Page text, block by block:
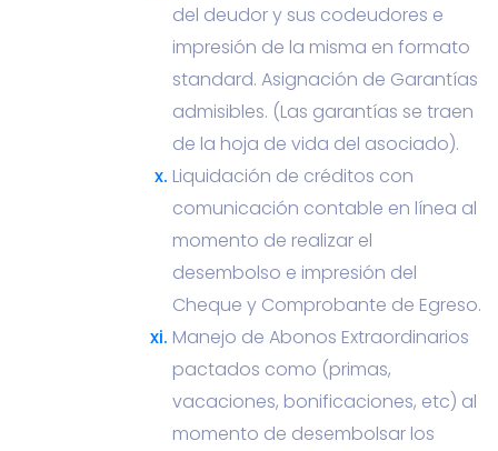
del deudor y sus codeudores e
impresión de la misma en formato
standard. Asignación de Garantías
admisibles. (Las garantías se traen
de la hoja de vida del asociado).
Liquidación de créditos con
comunicación contable en línea al
momento de realizar el
desembolso e impresión del
Cheque y Comprobante de Egreso.
Manejo de Abonos Extraordinarios
pactados como (primas,
vacaciones, bonificaciones, etc) al
momento de desembolsar los